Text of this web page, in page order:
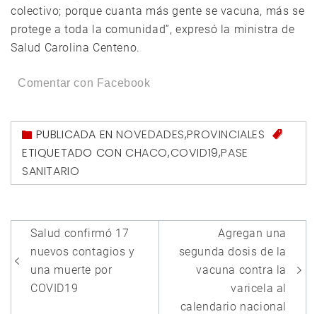
colectivo; porque cuanta más gente se vacuna, más se
protege a toda la comunidad”, expresó la ministra de
Salud Carolina Centeno.
Comentar con Facebook
PUBLICADA ENNOVEDADES,PROVINCIALES
ETIQUETADO CON CHACO,COVID19,PASE
SANITARIO
Navegación
de
entradas
Salud confirmó 17
nuevos contagios y
una muerte por
COVID19
Agregan una
segunda dosis de la
vacuna contra la
varicela al
calendario nacional